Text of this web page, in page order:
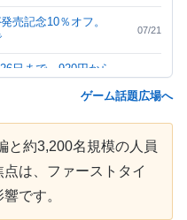
売記念10％オフ。
07/21
日まで。920円から
07/20
07/20
日まで。2800円から
07/20
07/20
ゲーム話題広場へ
と約3,200名規模の人員
は、ファーストタイ
です。